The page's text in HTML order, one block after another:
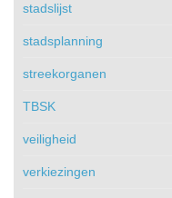
stadslijst
stadsplanning
streekorganen
TBSK
veiligheid
verkiezingen